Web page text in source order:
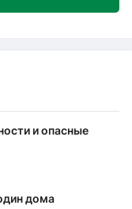
и опасные
дома